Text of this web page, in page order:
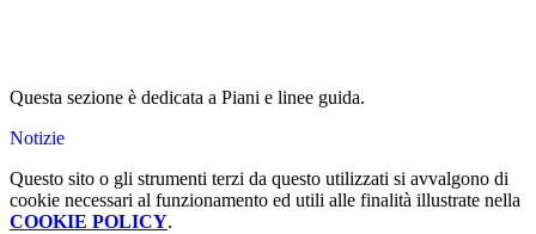
Questa sezione è dedicata a Piani e linee guida.
Notizie
Questo sito o gli strumenti terzi da questo utilizzati si avvalgono di
cookie necessari al funzionamento ed utili alle finalità illustrate nella
COOKIE POLICY.